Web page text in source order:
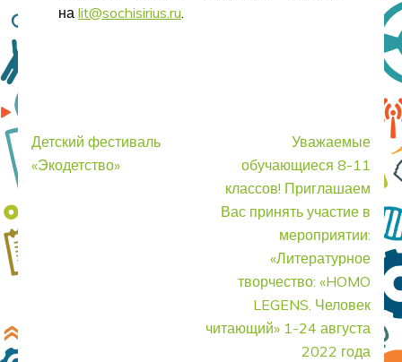
на lit@sochisirius.ru.
Навигация
по
Детский фестиваль
«Экодетство»
Уважаемые
обучающиеся 8-11
классов! Приглашаем
Вас принять участие в
мероприятии:
«Литературное
творчество: «HOMO
LEGENS. Человек
читающий» 1-24 августа
2022 года